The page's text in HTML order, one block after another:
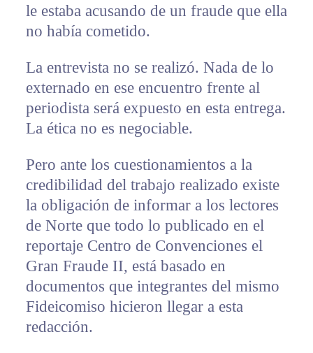
le estaba acusando de un fraude que ella
no había cometido.
La entrevista no se realizó. Nada de lo
externado en ese encuentro frente al
periodista será expuesto en esta entrega.
La ética no es negociable.
Pero ante los cuestionamientos a la
credibilidad del trabajo realizado existe
la obligación de informar a los lectores
de Norte que todo lo publicado en el
reportaje Centro de Convenciones el
Gran Fraude II, está basado en
documentos que integrantes del mismo
Fideicomiso hicieron llegar a esta
redacción.